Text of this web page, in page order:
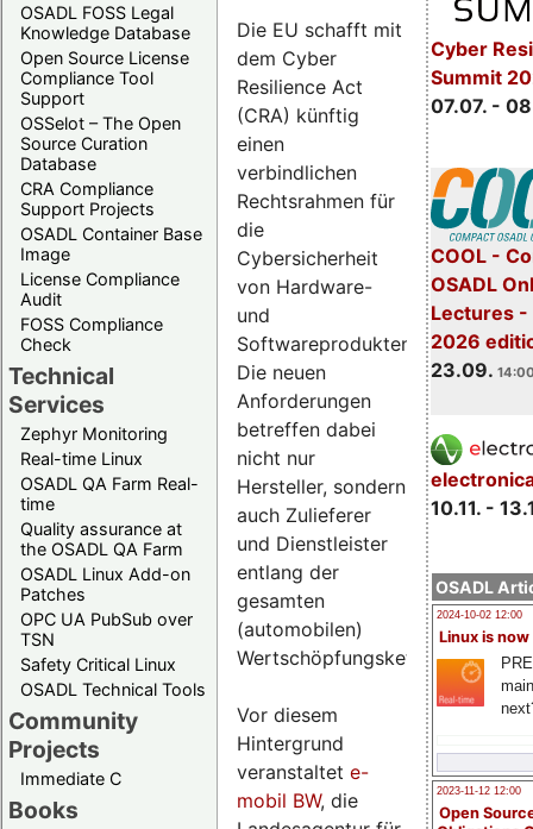
OSADL FOSS Legal
Knowledge Database
Open Source License
Compliance Tool
Support
OSSelot – The Open
Source Curation
Database
CRA Compliance
Support Projects
OSADL Container Base
Image
License Compliance
Audit
FOSS Compliance
Check
Technical
Services
Zephyr Monitoring
Real-time Linux
OSADL QA Farm Real-
time
Quality assurance at
the OSADL QA Farm
OSADL Linux Add-on
Patches
OPC UA PubSub over
TSN
Safety Critical Linux
OSADL Technical Tools
Community
Projects
Immediate C
Books
Cyber
Summit
07.07. -
COOL -
OSADL
Lectures -
2026
23.09.
10.11. -
OSADL
2024-10-02 12:00
Linux is now
2023-11-12 12:00
Open
Die EU schafft mit
dem Cyber
Resilience Act
(CRA) künftig
einen
verbindlichen
Rechtsrahmen für
die
Cybersicherheit
von Hardware-
und
Softwareprodukten.
Die neuen
Anforderungen
betreffen dabei
nicht nur
Hersteller, sondern
auch Zulieferer
und Dienstleister
entlang der
gesamten
(automobilen)
Wertschöpfungskette.
Vor diesem
Hintergrund
veranstaltet e-
mobil BW, die